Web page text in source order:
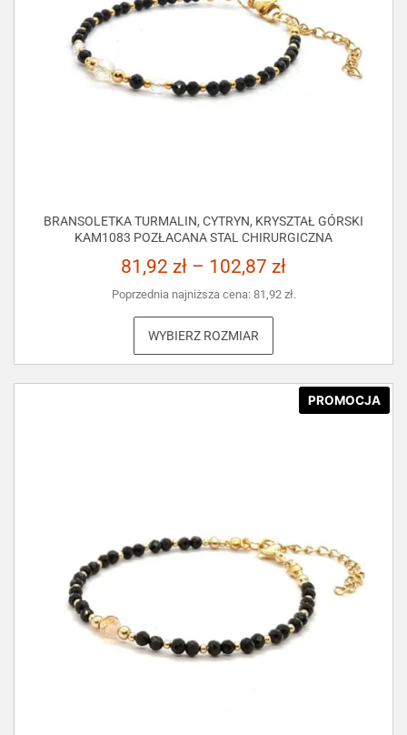
BRANSOLETKA TURMALIN, CYTRYN, KRYSZTAŁ GÓRSKI
KAM1083 POZŁACANA STAL CHIRURGICZNA
81,92 zł – 102,87 zł
Poprzednia najniższa cena: 81,92 zł.
WYBIERZ ROZMIAR
PROMOCJA